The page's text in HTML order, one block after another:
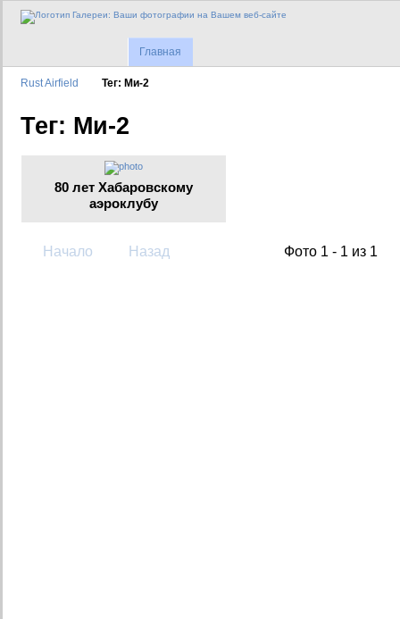
Главная
Rust Airfield Тег: Ми-2
Тег: Ми-2
80 лет Хабаровскому
аэроклубу
Начало Назад Фото 1 - 1 из 1